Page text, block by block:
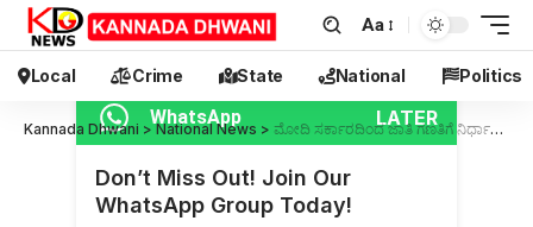
Aa
Local Crime State National Politics
Kannada Dhwani >National News > ಮೋದಿ ಸರ್ಕಾರದಿಂದ ಜಾತಿ ಗಣತಿಗೆ ನಿರ್ಧಾರ : ಸಿದ್ದು ಸ್ವಾಗತ,ಸಾಮಾಜಿಕ, ಆರ್ಥಿಕ, ಶೈಕ್ಷಣಿಕ ಸಮೀಕ್ಷೆ ನಡೆಸಲೂ ಆಗ್ರಹ
WhatsApp LATER
Don’t Miss Out! Join Our
WhatsApp Group Today!